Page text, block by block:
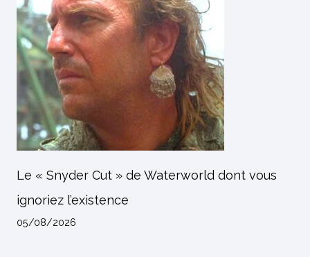
Le « Snyder Cut » de Waterworld dont vous
ignoriez l’existence
05/08/2026